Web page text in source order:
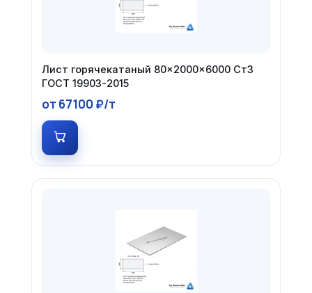
Лист горячекатаный 80×2000×6000 Ст3
ГОСТ 19903-2015
от 67100 ₽/т